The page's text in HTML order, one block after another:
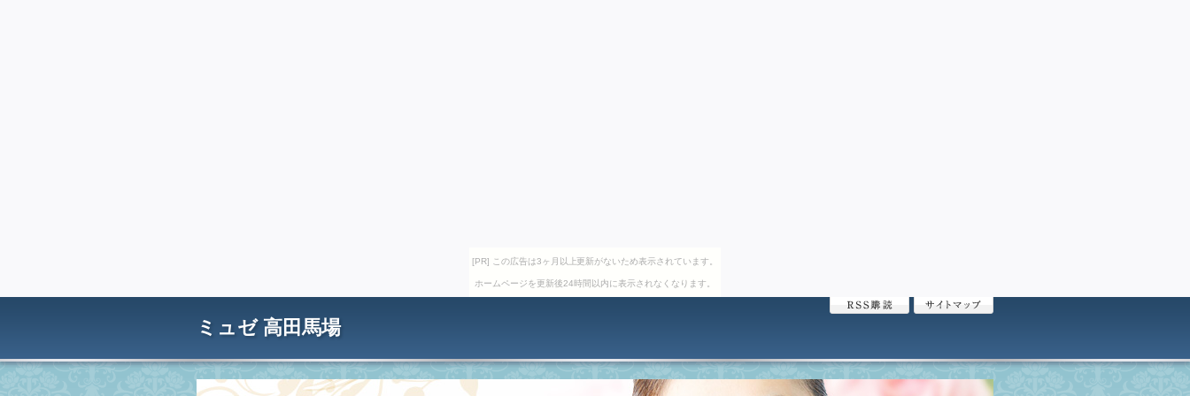
[PR] この広告は3ヶ月以上更新がないため表示されています。
ホームページを更新後24時間以内に表示されなくなります。
ミュゼ 高田馬場